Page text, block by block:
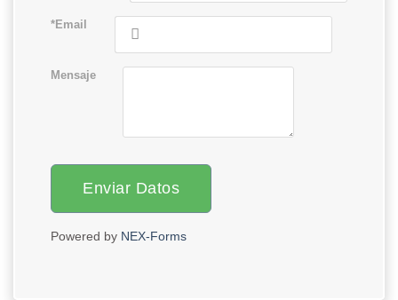
*Email
Mensaje
Enviar Datos
Powered by NEX-Forms